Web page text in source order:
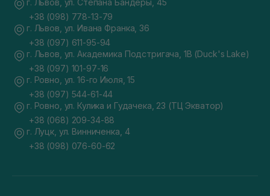
г. Львов, ул. Степана Бандеры, 45
+38 (098) 778-13-79
г. Львов, ул. Ивана Франка, 36
+38 (097) 611-95-94
г. Львов, ул. Академика Подстригача, 1В (Duck's Lake)
+38 (097) 101-97-16
г. Ровно, ул. 16-го Июля, 15
+38 (097) 544-61-44
г. Ровно, ул. Кулика и Гудачека, 23 (ТЦ Экватор)
+38 (068) 209-34-88
г. Луцк, ул. Винниченка, 4
+38 (098) 076-60-62